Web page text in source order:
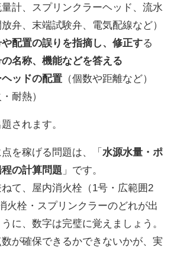
計、スプリンクラーヘッド、流水
弁、末端試験弁、電気配線など）
や配置の誤りを指摘し、修正する
の名称、機能などを答える
ヘッドの配置 （個数や距離など）
耐熱）
されます。
を稼げる問題は、「 水源水量・ポ
の計算問題 」です。
て、屋内消火栓（1号・広範囲2
火栓・スプリンクラーのどれが出
に、数字は完璧に覚えましょう。
が確保できるかできないかが、実